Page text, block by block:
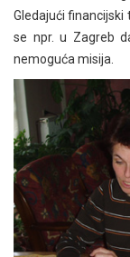
Gledajući
se npr. u Zagreb
nemoguća misija.